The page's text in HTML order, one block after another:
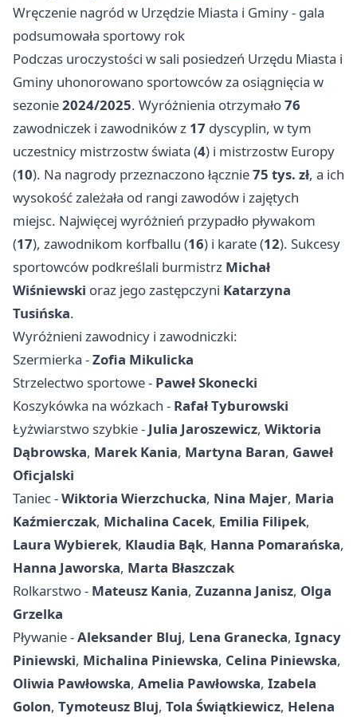
Wręczenie nagród w Urzędzie Miasta i Gminy - gala
podsumowała sportowy rok
Podczas uroczystości w sali posiedzeń Urzędu Miasta i
Gminy uhonorowano sportowców za osiągnięcia w
sezonie2024/2025. Wyróżnienia otrzymało76
zawodniczek i zawodników z 17 dyscyplin, w tym
uczestnicy mistrzostw świata (4) i mistrzostw Europy
(10). Na nagrody przeznaczono łącznie75 tys. zł, a ich
wysokość zależała od rangi zawodów i zajętych
miejsc. Najwięcej wyróżnień przypadło pływakom
(17), zawodnikom korfballu (16) i karate (12). Sukcesy
sportowców podkreślali burmistrz Michał
Wiśniewski oraz jego zastępczyni Katarzyna
Tusińska.
Wyróżnieni zawodnicy i zawodniczki:
Szermierka -Zofia Mikulicka
Strzelectwo sportowe - Paweł Skonecki
Koszykówka na wózkach - Rafał Tyburowski
Łyżwiarstwo szybkie - Julia Jaroszewicz, Wiktoria
Dąbrowska, Marek Kania, Martyna Baran, Gaweł
Oficjalski
Taniec -Wiktoria Wierzchucka, Nina Majer, Maria
Kaźmierczak, Michalina Cacek, Emilia Filipek,
Laura Wybierek, Klaudia Bąk, Hanna Pomarańska,
Hanna Jaworska, Marta Błaszczak
Rolkarstwo - Mateusz Kania, Zuzanna Janisz, Olga
Grzelka
Pływanie -Aleksander Bluj, Lena Granecka, Ignacy
Piniewski, Michalina Piniewska, Celina Piniewska,
Oliwia Pawłowska, Amelia Pawłowska, Izabela
Golon, Tymoteusz Bluj, Tola Świątkiewicz, Helena